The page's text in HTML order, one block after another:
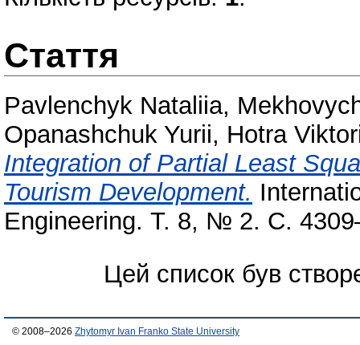
Стаття
Pavlenchyk Nataliia,
Opanashchuk Yurii, Hotra
Integration of Partial Least
Tourism Development.
Engineering. Т. 8, № 2. С.
Цей список був
© 2008–2026 Zhytomyr Ivan Franko State University